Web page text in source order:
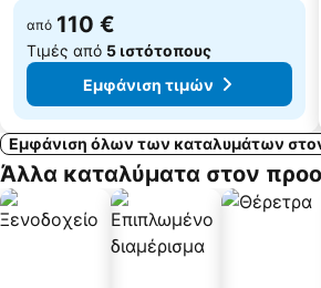
από 110 €
Τιμές από 5 ιστότοπους
Εμφάνιση τιμών
Εμφάνιση όλων των καταλυμάτων
Άλλα καταλύματα στον